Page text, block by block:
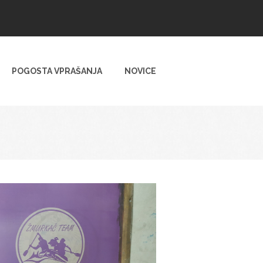
POGOSTA VPRAŠANJA NOVICE